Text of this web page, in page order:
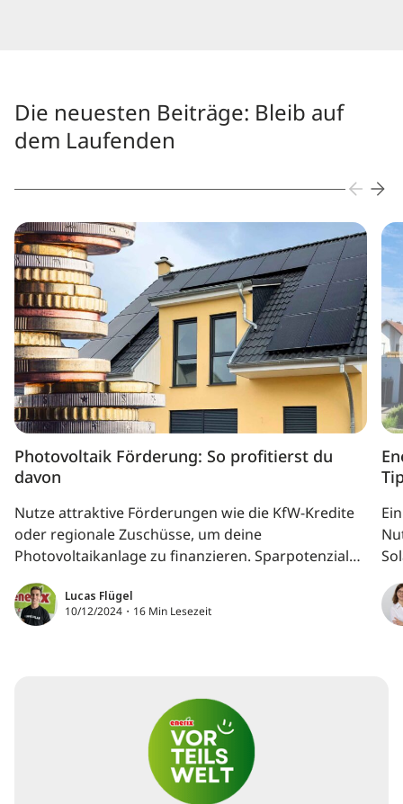
Die neuesten Beiträge: Bleib auf
dem Laufenden
Photovoltaik Förderung: So profitierst du
davon
Nutze attraktive Förderungen wie die KfW-Kredite
oder regionale Zuschüsse, um deine
Photovoltaikanlage zu finanzieren. Sparpotenziale
durch Steuerbefreiung und Einspeisevergütung
machen Solarenergie noch rentabler. Entdecke, wie
du mit einer PV-Anlage Kosten senkst, unabhängig
Lucas Flügel
10/12/2024・16 Min Lesezeit